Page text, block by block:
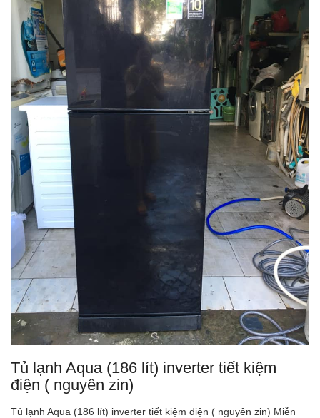
Tủ lạnh Aqua (186 lít) inverter tiết kiệm
điện ( nguyên zin)
Tủ lạnh Aqua (186 lít) inverter tiết kiệm điện ( nguyên zin) Miễn